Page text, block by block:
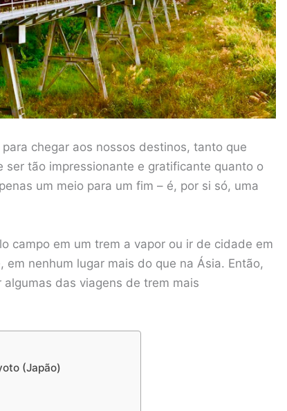
chegar aos nossos destinos, tanto que
ser tão impressionante e gratificante quanto o
um meio para um fim – é, por si só, uma
campo em um trem a vapor ou ir de cidade em
nenhum lugar mais do que na Ásia. Então,
das viagens de trem mais
(Japão)